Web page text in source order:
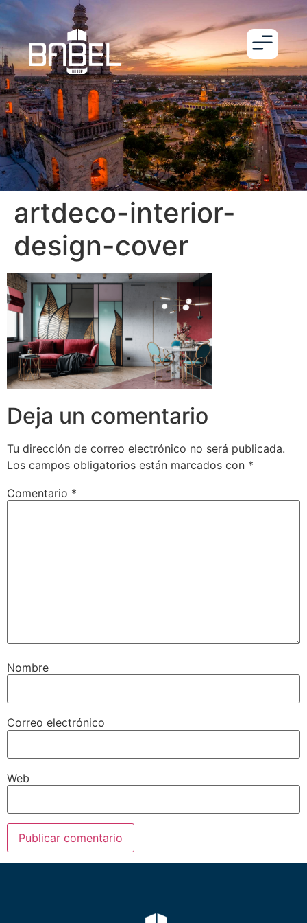
artdeco-interior-
design-cover
Deja un comentario
Tu dirección de correo electrónico no será publicada.
Los campos obligatorios están marcados con *
Comentario *
Nombre
Correo electrónico
Web